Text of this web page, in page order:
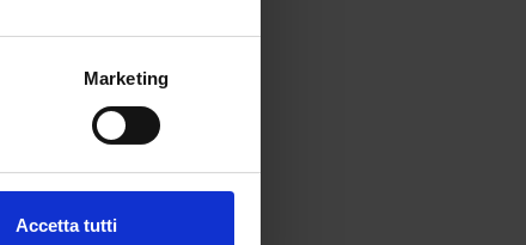
metro,Marketing
Accetta tutti